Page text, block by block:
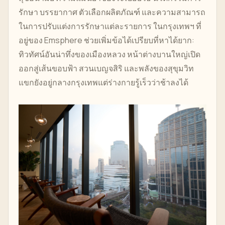
รักษา บรรยากาศ ตัวเลือกผลิตภัณฑ์ และความสามารถ
ในการปรับแต่งการรักษาแต่ละรายการ ในกรุงเทพฯ ที่
อยู่ของ Emsphere ช่วยเพิ่มข้อได้เปรียบที่หาได้ยาก:
ทิวทัศน์อันน่าทึ่งของเมืองหลวง หน้าต่างบานใหญ่เปิด
ออกสู่เส้นขอบฟ้า สวนเบญจสิริ และพลังของสุขุมวิท
แขกยังอยู่กลางกรุงเทพแต่ร่างกายรู้เร็วว่าช้าลงได้